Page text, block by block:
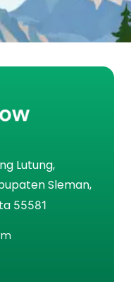
Lutung,
Sleman,
55581